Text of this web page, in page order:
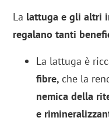
La lattuga e gli altri
regalano tanti
La lattuga è
fibre, che la
nemica della
e